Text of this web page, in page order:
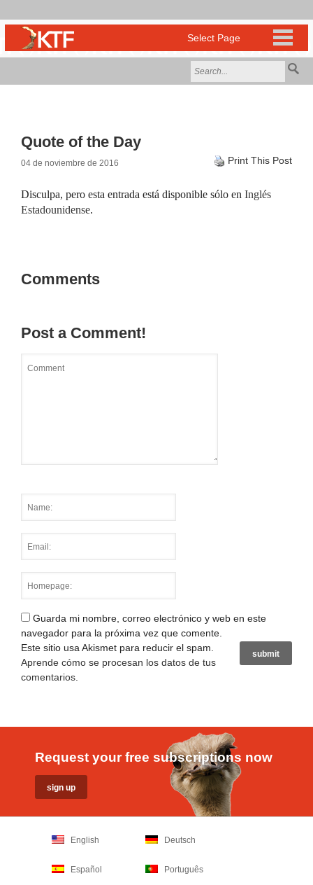
Quote of the Day
04 de noviembre de 2016 Print This Post
Disculpa, pero esta entrada está disponible sólo en Inglés
Estadounidense.
Comments
Post a Comment!
Guarda mi nombre, correo electrónico y web en este
navegador para la próxima vez que comente.
Este sitio usa Akismet para reducir el spam.
Aprende cómo se procesan los datos de tus
comentarios
Request your free subscriptions now
English Deutsch
Español Português